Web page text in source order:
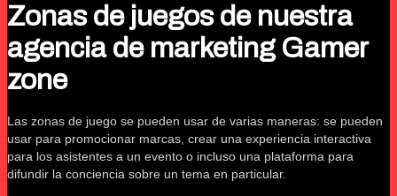
Zonas de juegos de nuestra
agencia de marketing Gamer
zone
Las zonas de juego se pueden usar de varias maneras: se pueden
usar para promocionar marcas, crear una experiencia interactiva
para los asistentes a un evento o incluso una plataforma para
difundir la conciencia sobre un tema en particular.